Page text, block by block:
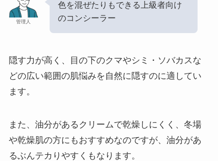
管理人
色を混ぜたりもできる上級者向け
のコンシーラー
隠す力が高く、目の下のクマやシミ・ソバカスな
どの広い範囲の肌悩みを自然に隠すのに適してい
ます。
また、油分があるクリームで乾燥しにくく、冬場
や乾燥肌の方にもおすすめなのですが、油分があ
るぶんテカりやすくもなります。